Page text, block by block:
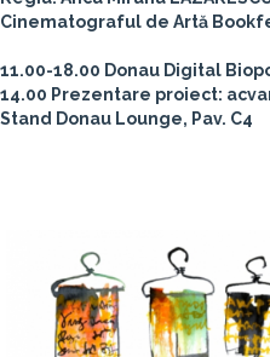
Cinematograful de Artă
11.00-18.00 Donau Digital
14.00 Prezentare proiect:
Stand Donau Lounge, Pav. C4